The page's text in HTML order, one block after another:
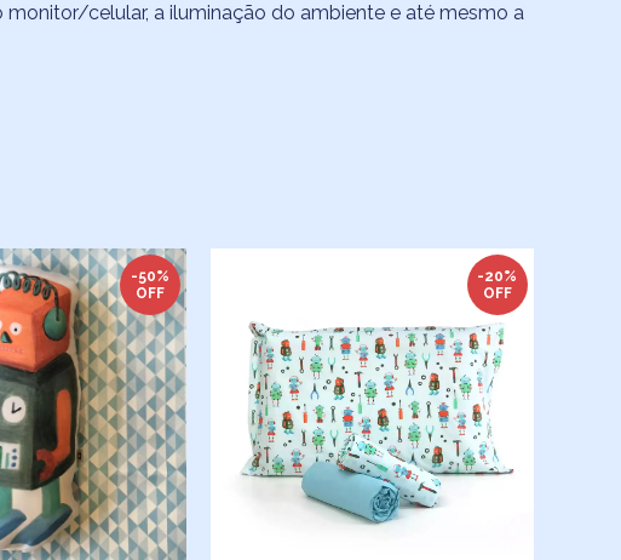
celular, a iluminação do ambiente e até mesmo a
-50%
OFF
-20%
OFF